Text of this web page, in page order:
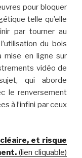
pour bloquer
telle qu’elle
par tourner au
du bois
mise en ligne sur
vidéo de
qui aborde
le renversement
à l’infini par ceux
et risque
(lien cliquable)